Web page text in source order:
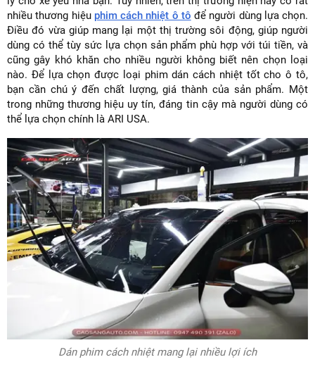
nhiều thương hiệu phim cách nhiệt ô tô để người dùng lựa chọn.
Điều đó vừa giúp mang lại một thị trường sôi động, giúp người
dùng có thể tùy sức lựa chọn sản phẩm phù hợp với túi tiền, và
cũng gây khó khăn cho nhiều người không biết nên chọn loại
nào. Để lựa chọn được loại phim dán cách nhiệt tốt cho ô tô,
bạn cần chú ý đến chất lượng, giá thành của sản phẩm. Một
trong những thương hiệu uy tín, đáng tin cậy mà người dùng có
thể lựa chọn chính là ARI USA.
Dán phim cách nhiệt mang lại nhiều lợi ích